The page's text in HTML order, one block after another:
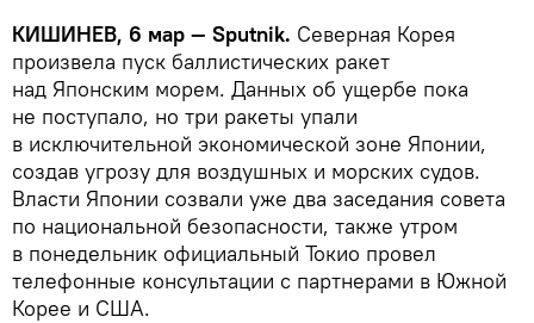
КИШИНЕВ, 6 мар — Sputnik. Северная Корея
произвела пуск баллистических ракет
над Японским морем. Данных об ущербе пока
не поступало, но три ракеты упали
в исключительной экономической зоне Японии,
создав угрозу для воздушных и морских судов.
Власти Японии созвали уже два заседания совета
по национальной безопасности, также утром
в понедельник официальный Токио провел
телефонные консультации с партнерами в Южной
Корее и США.